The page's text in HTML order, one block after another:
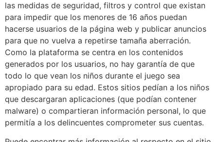
las medidas de seguridad, filtros y control que existan
para impedir que los menores de 16 años puedan
hacerse usuarios de la página web y publicar anuncios
para que no vuelva a repetirse tamaña aberración.
Como la plataforma se centra en los contenidos
generados por los usuarios, no hay garantía de que
todo lo que vean los niños durante el juego sea
apropiado para su edad. Estos sitios pedían a los niños
que descargaran aplicaciones (que podían contener
malware) o compartieran información personal, lo que
permitía a los delincuentes comprometer sus cuentas.